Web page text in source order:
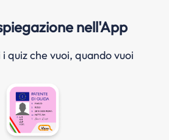
nell'App
quiz che vuoi, quando vuoi